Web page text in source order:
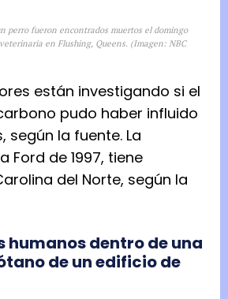
perro fueron encontrados muertos el domingo
en Flushing, Queens. (Imagen: NBC
están investigando si el
pudo haber influido
según la fuente. La
Ford de 1997, tiene
del Norte, según la
humanos dentro de una
de un edificio de